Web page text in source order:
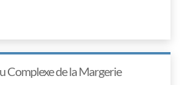
Complexe de la Margerie